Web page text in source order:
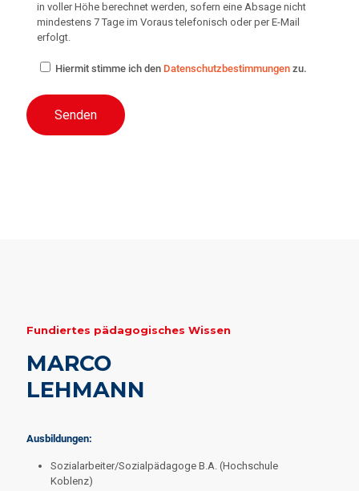
in voller Höhe berechnet werden, sofern eine Absage nicht
mindestens 7 Tage im Voraus telefonisch oder per E-Mail
erfolgt.
Hiermit stimme ich den Datenschutzbestimmungen zu.
Fundiertes pädagogisches Wissen
MARCO
LEHMANN
Ausbildungen:
Sozialarbeiter/Sozialpädagoge B.A. (Hochschule
Koblenz)